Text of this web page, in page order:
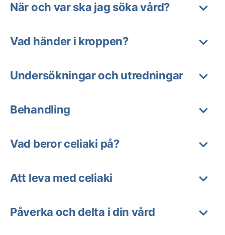
När och var ska jag söka vård?
Vad händer i kroppen?
Undersökningar och utredningar
Behandling
Vad beror celiaki på?
Att leva med celiaki
Påverka och delta i din vård